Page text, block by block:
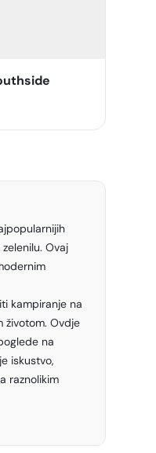
Ovaj
kampiranje na
životom. Ovdje
na
iskustvo,
raznolikim